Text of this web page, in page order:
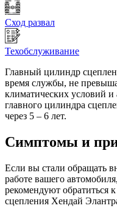
Сход развал
Техобслуживание
Главный цилиндр
время службы, не
климатических условий и
главного цилиндра
через 5 – 6 лет.
Симптомы и
Если вы стали обращать
работе вашего
рекомендуют обратиться
сцепления Хендай